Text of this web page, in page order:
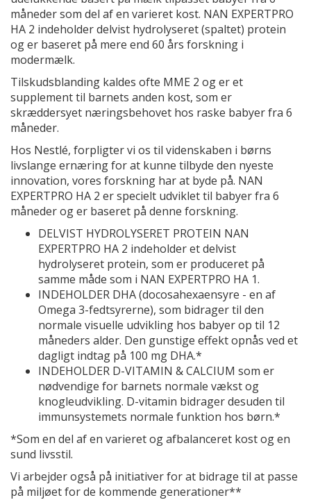
måneder som del af en varieret kost. NAN EXPERTPRO
HA 2 indeholder delvist hydrolyseret (spaltet) protein
og er baseret på mere end 60 års forskning i
modermælk.
Tilskudsblanding kaldes ofte MME 2 og er et
supplement til barnets anden kost, som er
skræddersyet næringsbehovet hos raske babyer fra 6
måneder.
Hos Nestlé, forpligter vi os til videnskaben i børns
livslange ernæring for at kunne tilbyde den nyeste
innovation, vores forskning har at byde på. NAN
EXPERTPRO HA 2 er specielt udviklet til babyer fra 6
måneder og er baseret på denne forskning.
DELVIST HYDROLYSERET PROTEIN NAN
EXPERTPRO HA 2 indeholder et delvist
hydrolyseret protein, som er produceret på
samme måde som i NAN EXPERTPRO HA 1.
INDEHOLDER DHA (docosahexaensyre - en af
Omega 3-fedtsyrerne), som bidrager til den
normale visuelle udvikling hos babyer op til 12
måneders alder. Den gunstige effekt opnås ved et
dagligt indtag på 100 mg DHA.*
INDEHOLDER D-VITAMIN & CALCIUM som er
nødvendige for barnets normale vækst og
knogleudvikling. D-vitamin bidrager desuden til
immunsystemets normale funktion hos børn.*
*Som en del af en varieret og afbalanceret kost og en
sund livsstil.
Vi arbejder også på initiativer for at bidrage til at passe
på miljøet for de kommende generationer**